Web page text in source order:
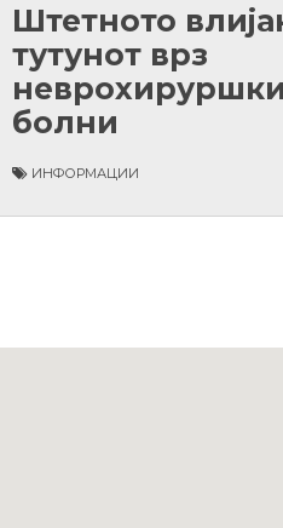
Штетното
тутунот врз
болни
ИНФОРМАЦИИ